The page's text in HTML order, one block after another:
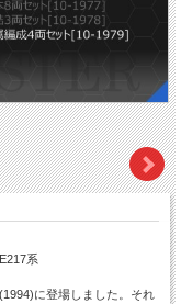
系
に登場しました。それ